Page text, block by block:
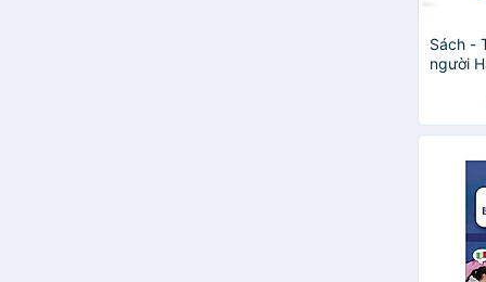
Sách -
người